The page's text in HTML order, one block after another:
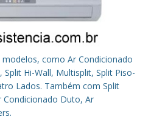
como Ar Condicionado
Split Hi-Wall, Multisplit, Split Piso-
Lados. Também com Split
Condicionado Duto, Ar